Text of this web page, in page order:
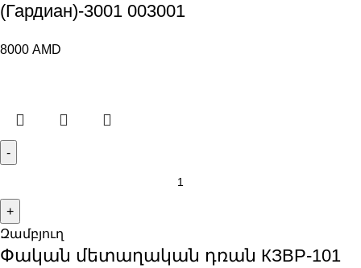
(Гардиан)-3001 003001
8000 AMD
Զամբյուղ
Փական մետաղական դռան КЗВР-101